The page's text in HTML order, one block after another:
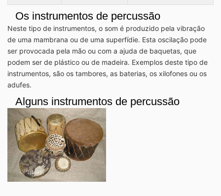
Os instrumentos de percussão
Neste tipo de instrumentos, o som é produzido pela vibração
de uma mambrana ou de uma superfídie. Esta oscilação pode
ser provocada pela mão ou com a ajuda de baquetas, que
podem ser de plástico ou de madeira. Exemplos deste tipo de
instrumentos, são os tambores, as baterias, os xilofones ou os
adufes.
Alguns instrumentos de percussão